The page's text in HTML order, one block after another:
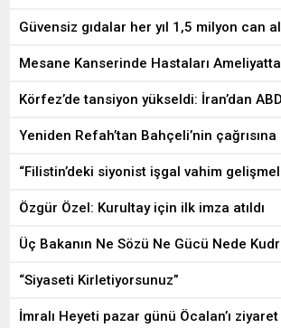
Güvensiz gıdalar her yıl 1,5 milyon can
Mesane Kanserinde Hastaları
Körfez’de tansiyon yükseldi: İran’dan
Yeniden Refah’tan Bahçeli’nin
“Filistin’deki siyonist işgal vahim
Özgür Özel: Kurultay için ilk imza atıldı
Üç Bakanın Ne Sözü Ne Gücü Nede
“Siyaseti Kirletiyorsunuz”
İmralı Heyeti pazar günü Öcalan’ı